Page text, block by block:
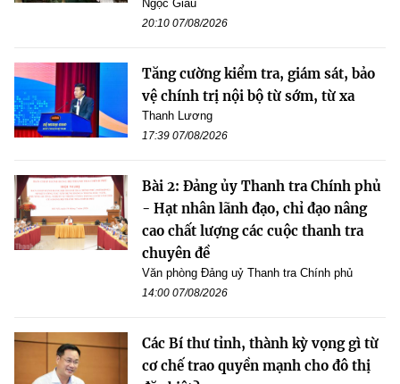
Ngọc Giàu
20:10 07/08/2026
Tăng cường kiểm tra, giám sát, bảo
vệ chính trị nội bộ từ sớm, từ xa
Thanh Lương
17:39 07/08/2026
Bài 2: Đảng ủy Thanh tra Chính phủ
- Hạt nhân lãnh đạo, chỉ đạo nâng
cao chất lượng các cuộc thanh tra
chuyên đề
Văn phòng Đảng uỷ Thanh tra Chính phủ
14:00 07/08/2026
Các Bí thư tỉnh, thành kỳ vọng gì từ
cơ chế trao quyền mạnh cho đô thị